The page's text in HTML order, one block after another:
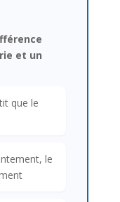
et un
que le
le